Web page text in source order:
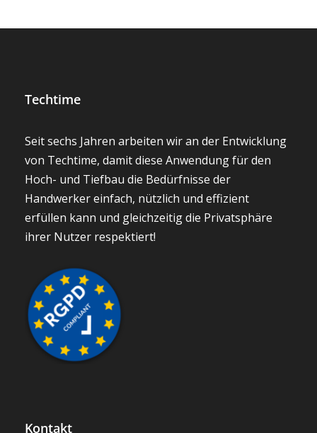
Techtime
Seit sechs Jahren arbeiten wir an der Entwicklung
von Techtime, damit diese Anwendung für den
Hoch- und Tiefbau die Bedürfnisse der
Handwerker einfach, nützlich und effizient
erfüllen kann und gleichzeitig die Privatsphäre
ihrer Nutzer respektiert!
Kontakt